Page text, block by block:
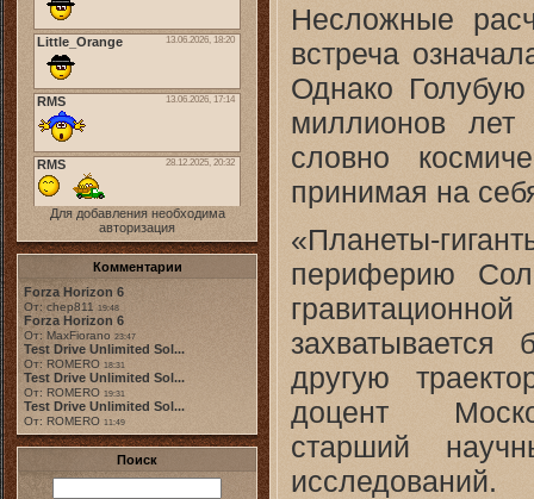
Для добавления необходима
авторизация
Комментарии
Forza Horizon 6
От: chep811 19:48
Forza Horizon 6
От: MaxFiorano 23:47
Test Drive Unlimited Sol...
От: ROMERO 18:31
Test Drive Unlimited Sol...
От: ROMERO 19:31
Test Drive Unlimited Sol...
От: ROMERO 11:49
Поиск
Несложные
встреча
Однако
миллионов
словно
принимая на
«Планеты-
периферию
другую
доцент
старший
исследований.